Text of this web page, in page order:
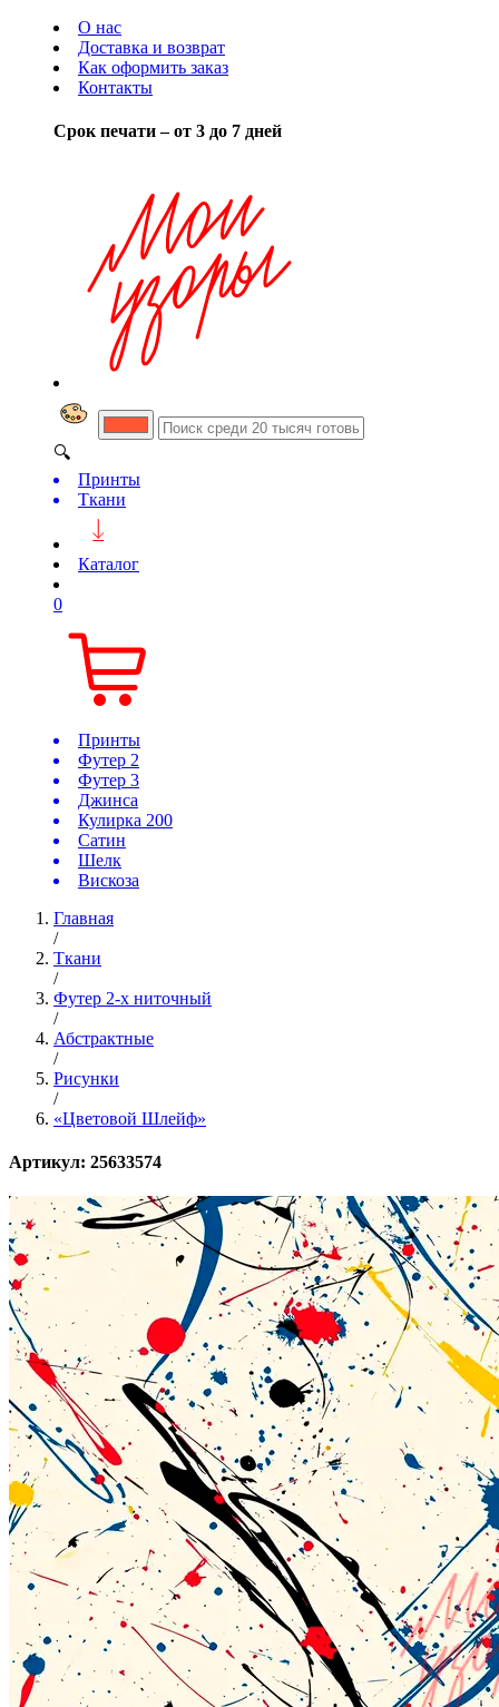
О нас
Доставка и возврат
Как оформить заказ
Контакты
Срок печати – от 3 до 7 дней
🔍
Принты
Ткани
Каталог
0
Принты
Футер 2
Футер 3
Джинса
Кулирка 200
Сатин
Шелк
Вискоза
Главная
/
Ткани
/
Футер 2-х ниточный
/
Абстрактные
/
Рисунки
/
«Цветовой Шлейф»
Артикул: 25633574